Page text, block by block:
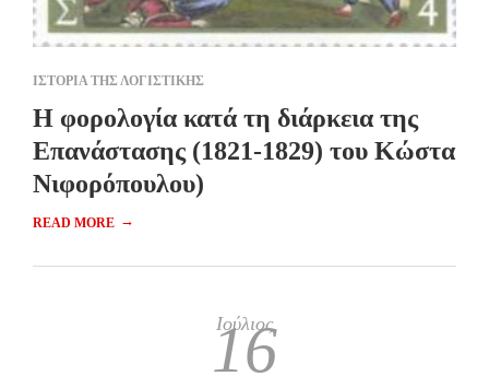
ΙΣΤΟΡΙΑ ΤΗΣ ΛΟΓΙΣΤΙΚΗΣ
Η φορολογία κατά τη διάρκεια της
Επανάστασης (1821-1829) του Κώστα
Νιφορόπουλου)
READ MORE →
Ιούλιος
16